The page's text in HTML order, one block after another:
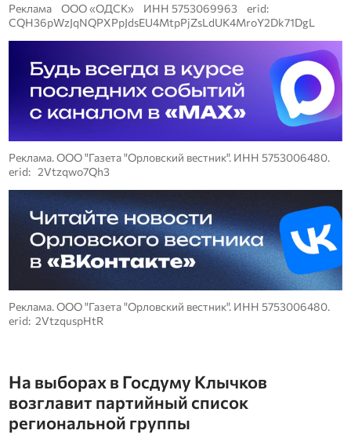
Реклама ООО «ОДСК» ИНН 5753069963 erid:
CQH36pWzJqNQPXPpJdsEU4MtpPjZsLdUK4MroY2Dk71DgL
Реклама. ООО "Газета "Орловский вестник". ИНН 5753006480.
erid: 2Vtzqwo7Qh3
Реклама. ООО "Газета "Орловский вестник". ИНН 5753006480.
erid: 2VtzquspHtR
На выборах в Госдуму Клычков
возглавит партийный список
региональной группы